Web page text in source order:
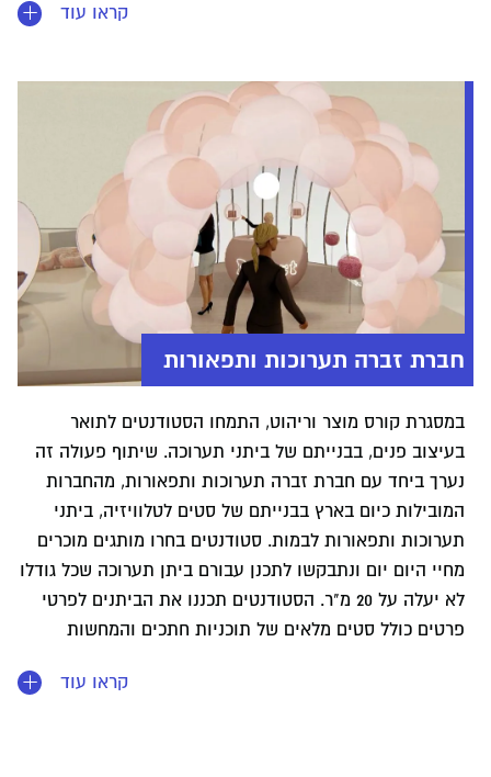
קיבלה 5,000 ש"ח והעיצוב שלה הוצג באולם התצוגה של
קראו עוד
חברת זברה תערוכות ותפאורות
במסגרת קורס מוצר וריהוט, התמחו הסטודנטים לתואר
בעיצוב פנים, בבנייתם של ביתני תערוכה. שיתוף פעולה זה
נערך ביחד עם חברת זברה תערוכות ותפאורות, מהחברות
המובילות כיום בארץ בבנייתם של סטים לטלוויזיה, ביתני
תערוכות ותפאורות לבמות. סטודנטים בחרו מותגים מוכרים
מחיי היום יום ונתבקשו לתכנן עבורם ביתן תערוכה שכל גודלו
לא יעלה על 20 מ"ר. הסטודנטים תכננו את הביתנים לפרטי
פרטים כולל סטים מלאים של תוכניות חתכים והמחשות
קראו עוד